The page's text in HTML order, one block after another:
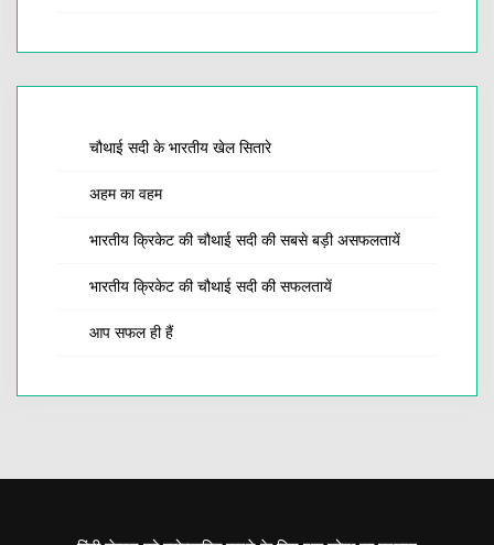
चौथाई सदी के भारतीय खेल सितारे
अहम का वहम
भारतीय क्रिकेट की चौथाई सदी की सबसे बड़ी असफलतायें
भारतीय क्रिकेट की चौथाई सदी की सफलतायें
आप सफल ही हैं